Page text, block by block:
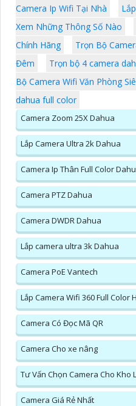
Camera Ip Wifi Tại Nhà
Xem Những Thông Số Nào
Chính Hãng
Trọn Bộ
Đêm
Trọn bộ 4 camera
Bộ Camera Wifi Văn Phòng
dahua full color
Camera Zoom 25X Dahua
Lắp Camera Ultra 2k Dahua
Camera Ip Thân Full Color
Camera PTZ Dahua
Camera DWDR Dahua
Lắp camera ultra 3k Dahua
Camera PoE Vantech
Lắp Camera Wifi 360 Full Color
Camera Có Đọc Mã QR
Camera Cho xe nâng
Tư Vấn Chọn Camera Cho Kho
Camera Giá Rẻ Nhất